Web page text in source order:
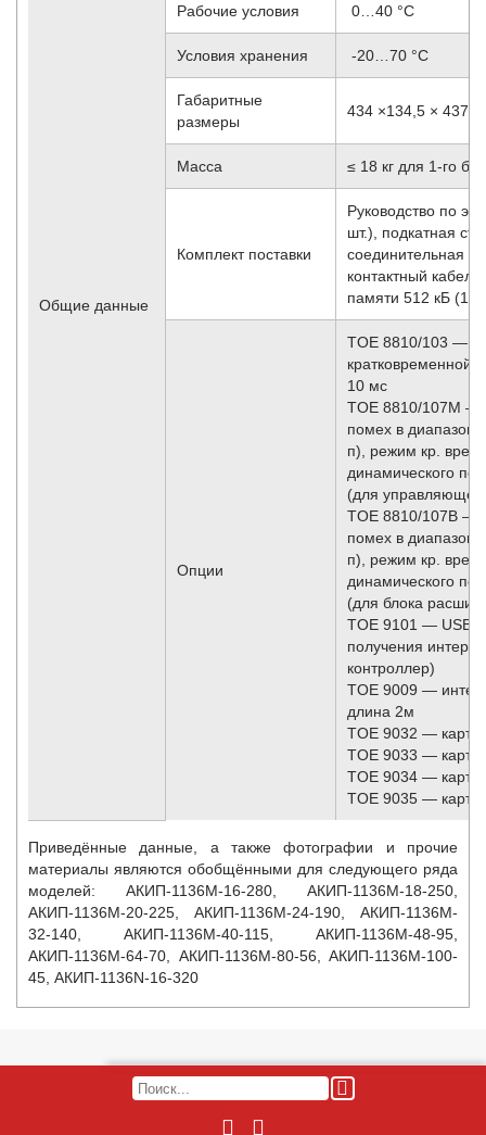
Общие данные
Рабочие условия 0…40 °C
Условия хранения -20…70 °С
Габаритные
размеры
434 ×134,5 × 437
Масса ≤ 18 кг для 1-го
Комплект поставки
Руководство по
шт.), подкатная
соединительная
контактный
памяти 512 кБ (1
Опции
TOE 8810/103 —
кратковременной
10 мс
TOE 8810/107M —
помех в
п), режим кр. врем.
динамического
(для
TOE 8810/107B —
помех в
п), режим кр. врем.
динамического
(для блока
TOE 9101 — USB-
получения
контроллер)
TOE 9009 —
длина 2м
TOE 9032 — карта
TOE 9033 — карта
TOE 9034 —
TOE 9035 —
Приведённые данные, а также фотографии и прочие
материалы являются обобщёнными для следующего ряда
моделей: АКИП-1136M-16-280, АКИП-1136M-18-250,
АКИП-1136M-20-225, АКИП-1136M-24-190, АКИП-1136M-
32-140, АКИП-1136M-40-115, АКИП-1136M-48-95,
АКИП-1136M-64-70, АКИП-1136M-80-56, АКИП-1136M-100-
45, АКИП-1136N-16-320